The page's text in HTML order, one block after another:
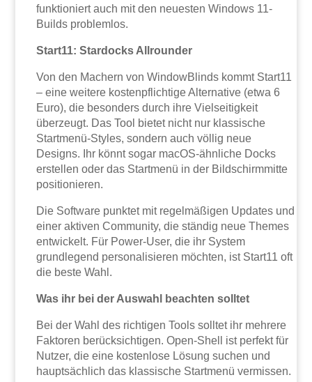
funktioniert auch mit den neuesten Windows 11-
Builds problemlos.
Start11: Stardocks Allrounder
Von den Machern von WindowBlinds kommt Start11
– eine weitere kostenpflichtige Alternative (etwa 6
Euro), die besonders durch ihre Vielseitigkeit
überzeugt. Das Tool bietet nicht nur klassische
Startmenü-Styles, sondern auch völlig neue
Designs. Ihr könnt sogar macOS-ähnliche Docks
erstellen oder das Startmenü in der Bildschirmmitte
positionieren.
Die Software punktet mit regelmäßigen Updates und
einer aktiven Community, die ständig neue Themes
entwickelt. Für Power-User, die ihr System
grundlegend personalisieren möchten, ist Start11 oft
die beste Wahl.
Was ihr bei der Auswahl beachten solltet
Bei der Wahl des richtigen Tools solltet ihr mehrere
Faktoren berücksichtigen. Open-Shell ist perfekt für
Nutzer, die eine kostenlose Lösung suchen und
hauptsächlich das klassische Startmenü vermissen.